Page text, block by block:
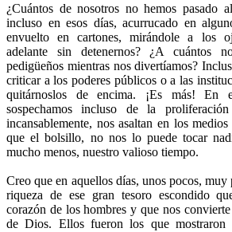
¿Cuántos de nosotros no hemos pasado
incluso en esos días, acurrucado en
envuelto en cartones, mirándole a los
adelante sin detenernos? ¿A cuántos
pedigüeños mientras nos divertíamos?
criticar a los poderes públicos o a las
quitárnoslos de encima. ¡Es más! En
sospechamos incluso de la
incansablemente, nos asaltan en los
que el bolsillo, no nos lo puede tocar
mucho menos, nuestro valioso tiempo.
Creo que en aquellos días, unos pocos, muy
riqueza de ese gran tesoro escondido
corazón de los hombres y que nos
de Dios. Ellos fueron los que